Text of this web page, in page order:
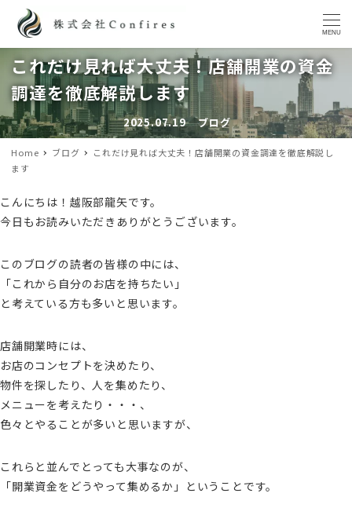
MENU
これだけ見れば大丈夫！店舗開業の資金
調達を徹底解説します
投稿日
2025.07.19
カテゴリー
ブログ
Home ブログ
これだけ見れば大丈夫！店舗開業の資金調達を徹底解説し
ます
こんにちは！越阪部龍矢です。
今日もお読みいただきありがとうございます。
このブログの読者の皆様の中には、
「これから自分のお店を持ちたい」
と考えている方も多いと思います。
店舗開業時には、
お店のコンセプトを決めたり、
物件を探したり、人を集めたり、
メニューを考えたり・・・、
色々とやることが多いと思いますが、
これらと並んでとっても大事なのが、
「開業資金をどうやって集めるか」ということです。